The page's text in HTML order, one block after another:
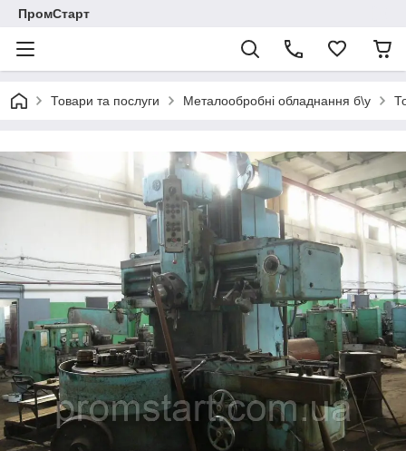
ПромСтарт
Товари та послуги Металообробні обладнання б\у